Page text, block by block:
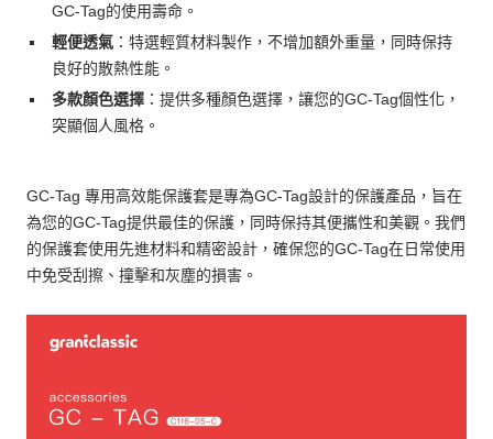
GC-Tag的使用壽命。
輕便透氣：特選輕質材料製作，不增加額外重量，同時保持
良好的散熱性能。
多款顏色選擇：提供多種顏色選擇，讓您的GC-Tag個性化，
突顯個人風格。
GC-Tag 專用高效能保護套是專為GC-Tag設計的保護產品，旨在
為您的GC-Tag提供最佳的保護，同時保持其便攜性和美觀。我們
的保護套使用先進材料和精密設計，確保您的GC-Tag在日常使用
中免受刮擦、撞擊和灰塵的損害。